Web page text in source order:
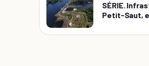
SÉRIE.
Petit-Saut,